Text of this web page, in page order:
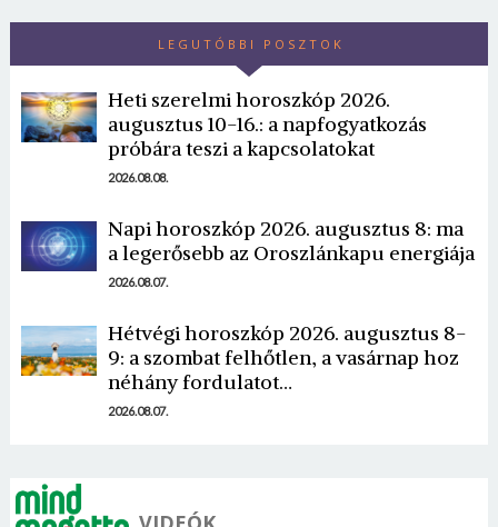
LEGUTÓBBI POSZTOK
Heti szerelmi horoszkóp 2026.
augusztus 10-16.: a napfogyatkozás
próbára teszi a kapcsolatokat
2026.08.08.
Napi horoszkóp 2026. augusztus 8: ma
a legerősebb az Oroszlánkapu energiája
2026.08.07.
Hétvégi horoszkóp 2026. augusztus 8-
9: a szombat felhőtlen, a vasárnap hoz
néhány fordulatot…
2026.08.07.
VIDEÓK